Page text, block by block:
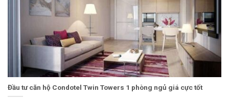
Đầu tư căn hộ Condotel Twin Towers 1 phòng ngủ giá cực tốt